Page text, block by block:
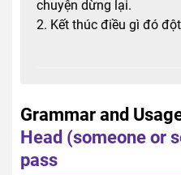
chuyện dừng lại.
2. Kết thúc điều gì đó
Grammar and
Head (someone or
pass